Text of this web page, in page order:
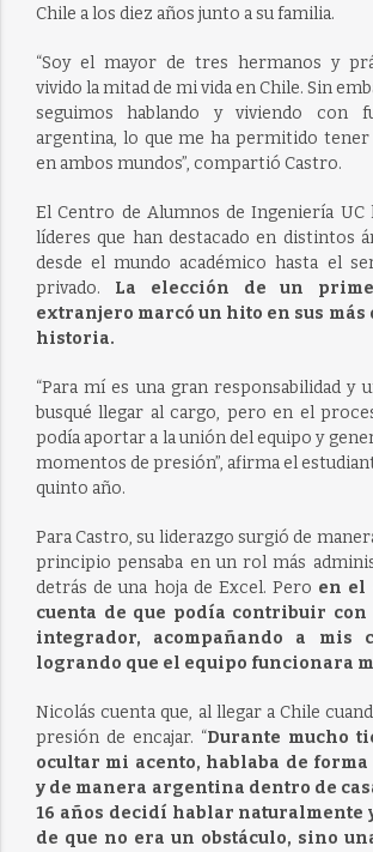
Chile a los diez años junto a su familia.
“Soy el mayor de tres hermanos y
vivido la mitad de mi vida en Chile. Sin
seguimos hablando y viviendo con
argentina, lo que me ha permitido
en ambos mundos”, compartió Castro.
El Centro de Alumnos de Ingeniería UC
líderes que han destacado en distintos
desde el mundo académico hasta el
privado. La elección de un
extranjero marcó un hito en sus más
historia.
“Para mí es una gran responsabilidad y
busqué llegar al cargo, pero en el
podía aportar a la unión del equipo y
momentos de presión”, afirma el
quinto año.
Para Castro, su liderazgo surgió de
principio pensaba en un rol más
detrás de una hoja de Excel. Pero en el
cuenta de que podía contribuir con
integrador, acompañando a mis
logrando que el equipo funcionara
Nicolás cuenta que, al llegar a Chile
presión de encajar. “Durante mucho
ocultar mi acento, hablaba de
y de manera argentina dentro de
16 años decidí hablar naturalmente
de que no era un obstáculo, sino